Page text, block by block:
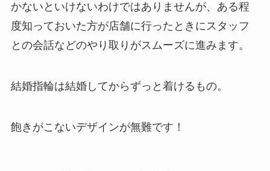
かないといけないわけではありませんが、ある程
度知っておいた方が店舗に行ったときにスタッフ
との会話などのやり取りがスムーズに進みます。
結婚指輪は結婚してからずっと着けるもの。
飽きがこないデザインが無難です！